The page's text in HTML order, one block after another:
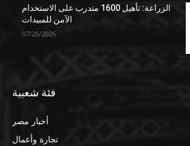
الزراعة: تأهيل 1600 متدرب على الاستخدام
الآمن للمبيدات
07/26/2026
فئة شعبية
أخبار مصر
تجارة وأعمال